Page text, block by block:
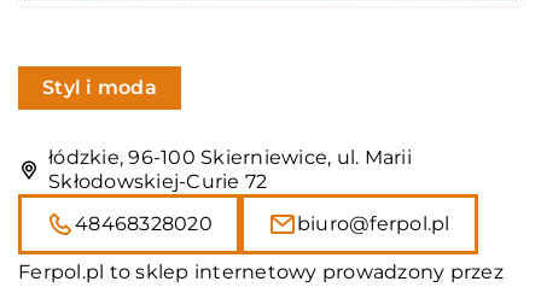
Styl i moda
łódzkie, 96-100 Skierniewice, ul. Marii
Skłodowskiej-Curie 72
48468328020
biuro@ferpol.pl
Ferpol.pl to sklep internetowy prowadzony przez